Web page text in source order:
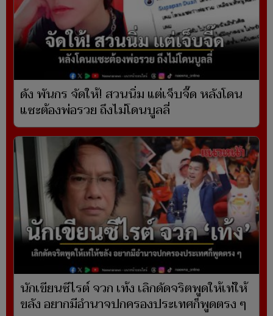
ดัง พันกร จัดให้! สวนนิ่ม แต่เจ็บจี๊ด หลังโดน
แซะต้องพ่อรวย ถึงไม่โดนบูลลี่
นักเขียนซีไรต์ จวก เท้ง เลิกดัดจริตพูดให้เท่ให้
ขลัง อยากมีอำนาจปกครองประเทศก็พูดตรง ๆ